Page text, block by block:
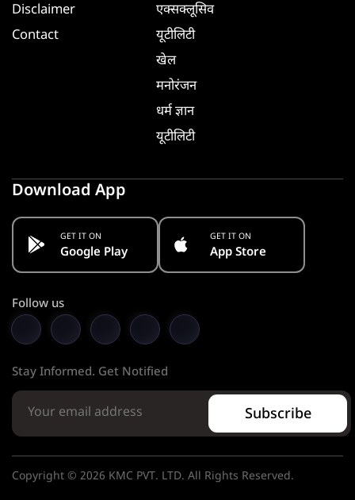
Disclaimer
Contact
एक्सक्लूसिव
यूटीलिटी
खेल
मनोरंजन
धर्म ज्ञान
यूटीलिटी
Download App
GET IT ON
Google Play
GET IT ON
App Store
Follow us
Stay Informed. Get Notified
Subscribe
Copyright © 2026 KMC PVT. LTD. All Rights Reserved.